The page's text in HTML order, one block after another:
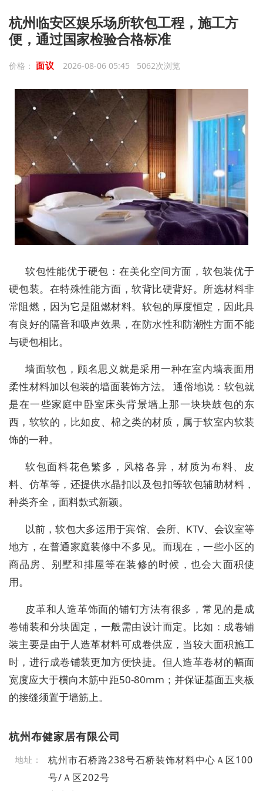
杭州临安区娱乐场所软包工程，施工方
便，通过国家检验合格标准
价格： 面议 2026-08-06 05:45 5062次浏览
软包性能优于硬包：在美化空间方面，软包装优于
硬包装。在特殊性能方面，软背比硬背好。所选材料非
常阻燃，因为它是阻燃材料。软包的厚度恒定，因此具
有良好的隔音和吸声效果，在防水性和防潮性方面不能
与硬包相比。
墙面软包，顾名思义就是采用一种在室内墙表面用
柔性材料加以包装的墙面装饰方法。 通俗地说：软包就
是在一些家庭中卧室床头背景墙上那一块块鼓包的东
西，软软的，比如皮、棉之类的材质，属于软室内软装
饰的一种。
软包面料花色繁多，风格各异，材质为布料、皮
料、仿革等，还提供水晶扣以及包扣等软包辅助材料，
种类齐全，面料款式新颖。
以前，软包大多运用于宾馆、会所、KTV、会议室等
地方，在普通家庭装修中不多见。而现在，一些小区的
商品房、别墅和排屋等在装修的时候，也会大面积使
用。
皮革和人造革饰面的铺钉方法有很多，常见的是成
卷铺装和分块固定，一般需由设计而定。比如：成卷铺
装主要是由于人造革材料可成卷供应，当较大面积施工
时，进行成卷铺装更加方便快捷。但人造革卷材的幅面
宽度应大于横向木筋中距50-80mm；并保证基面五夹板
的接缝须置于墙筋上。
杭州布健家居有限公司
地址：
杭州市石桥路238号石桥装饰材料中心Ａ区100
号/Ａ区202号